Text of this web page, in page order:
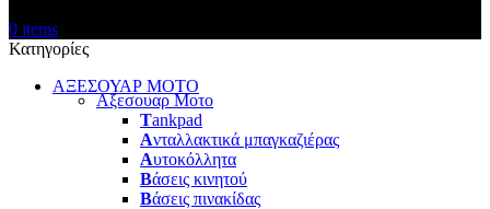
0 items
Κατηγορίες
ΑΞΕΣΟΥΑΡ ΜΟΤΟ
Αξεσουαρ Μοτο
Tankpad
Ανταλλακτικά μπαγκαζιέρας
Αυτοκόλλητα
Βάσεις κινητού
Βάσεις πινακίδας